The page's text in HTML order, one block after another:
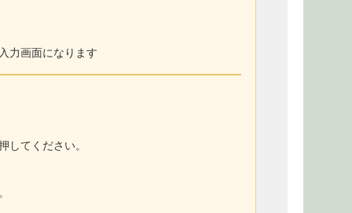
力画面になります
してください。